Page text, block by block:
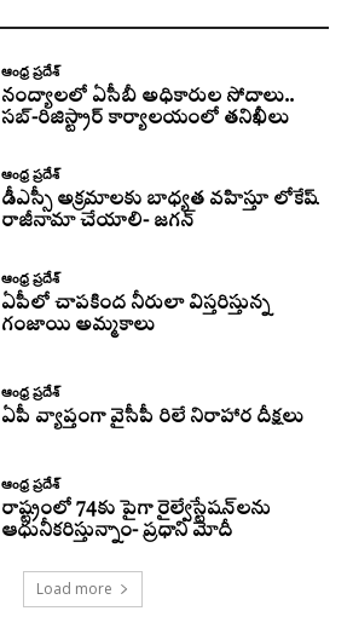
ఆంధ్ర ప్రదేశ్
నంద్యాలలో ఏసీబీ అధికారుల సోదాలు..
సబ్-రిజిస్ట్రార్ కార్యాలయంలో తనిఖీలు
ఆంధ్ర ప్రదేశ్
డీఎస్సీ అక్రమాలకు బాధ్యత వహిస్తూ లోకేష్‌
రాజీనామా చేయాలి- జగన్
ఆంధ్ర ప్రదేశ్
ఏపీలో చాపకింద నీరులా విస్తరిస్తున్న
గంజాయి అమ్మకాలు
ఆంధ్ర ప్రదేశ్
ఏపీ వ్యాప్తంగా వైసీపీ రిలే నిరాహార దీక్షలు
ఆంధ్ర ప్రదేశ్
రాష్ట్రంలో 74కు పైగా రైల్వేస్టేషన్‌లను
ఆధునీకరిస్తున్నాం- ప్రధాని మోదీ
Load more